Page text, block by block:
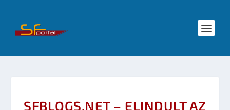
SFBLOGS.NET – ELINDULT AZ